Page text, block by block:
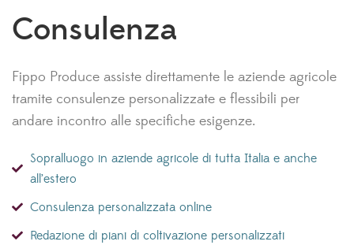
Consulenza
Fippo Produce assiste direttamente le aziende agricole
tramite consulenze personalizzate e flessibili per
andare incontro alle specifiche esigenze.
Sopralluogo in aziende agricole di tutta Italia e anche
all’estero
Consulenza personalizzata online
Redazione di piani di coltivazione personalizzati